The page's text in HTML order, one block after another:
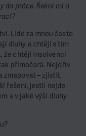
do práce. Řekni mi o
Lidé za mnou často
dluhy a chtějí s tím
že chtějí insolvenci
přímočará. Nejdřív
zmapovat – zjistit,
řešení, jestli nejde
a v jaké výši dluhy